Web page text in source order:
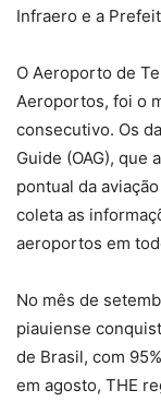
Infraero e a
O Aeroporto de
Aeroportos, foi o
consecutivo. Os
Guide (OAG), que
pontual da
coleta as
aeroportos em
No mês de
piauiense
de Brasil, com
em agosto, THE